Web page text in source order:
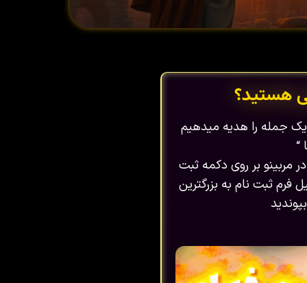
هستید؟
یک جمله را هدیه میدهیم
“
مربینو بر روی دکمه ثبت
فرم ثبت نام به بزرگترین